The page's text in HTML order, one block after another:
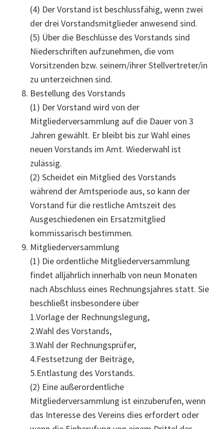
(4) Der Vorstand ist beschlussfähig, wenn zwei
der drei Vorstandsmitglieder anwesend sind.
(5) Über die Beschlüsse des Vorstands sind
Niederschriften aufzunehmen, die vom
Vorsitzenden bzw. seinem/ihrer Stellvertreter/in
zu unterzeichnen sind.
Bestellung des Vorstands
(1) Der Vorstand wird von der
Mitgliederversammlung auf die Dauer von 3
Jahren gewählt. Er bleibt bis zur Wahl eines
neuen Vorstands im Amt. Wiederwahl ist
zulässig.
(2) Scheidet ein Mitglied des Vorstands
während der Amtsperiode aus, so kann der
Vorstand für die restliche Amtszeit des
Ausgeschiedenen ein Ersatzmitglied
kommissarisch bestimmen.
Mitgliederversammlung
(1) Die ordentliche Mitgliederversammlung
findet alljährlich innerhalb von neun Monaten
nach Abschluss eines Rechnungsjahres statt. Sie
beschließt insbesondere über
1.Vorlage der Rechnungslegung,
2.Wahl des Vorstands,
3.Wahl der Rechnungsprüfer,
4.Festsetzung der Beiträge,
5.Entlastung des Vorstands.
(2) Eine außerordentliche
Mitgliederversammlung ist einzuberufen, wenn
das Interesse des Vereins dies erfordert oder